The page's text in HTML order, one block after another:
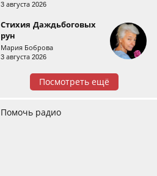
3 августа 2026
Стихия Даждьбоговых
рун
Мария Боброва
3 августа 2026
Посмотреть ещё
Помочь радио